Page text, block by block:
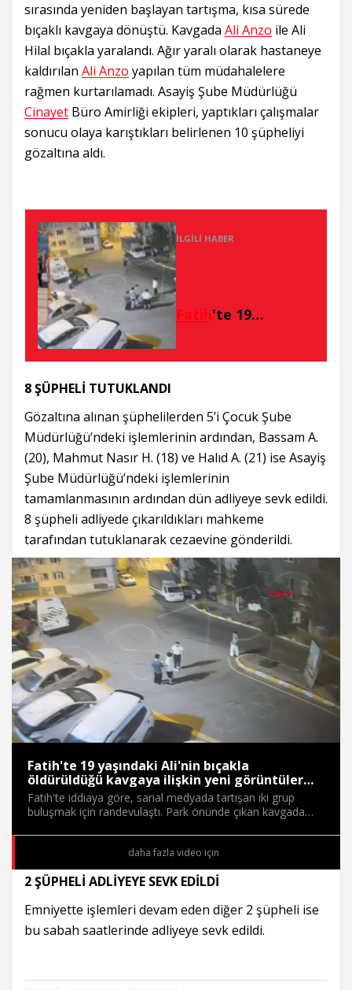
sırasında yeniden başlayan tartışma, kısa sürede
bıçaklı kavgaya dönüştü. Kavgada Ali Anzo ile Ali
Hilal bıçakla yaralandı. Ağır yaralı olarak hastaneye
kaldırılan Ali Anzo yapılan tüm müdahalelere
rağmen kurtarılamadı. Asayiş Şube Müdürlüğü
Cinayet Büro Amirliği ekipleri, yaptıkları çalışmalar
sonucu olaya karıştıkları belirlenen 10 şüpheliyi
gözaltına aldı.
İLGILI HABER
Fatih'te 19
yükseldi
8 ŞÜPHELİ TUTUKLANDI
Gözaltına alınan şüphelilerden 5’i Çocuk Şube
Müdürlüğü’ndeki işlemlerinin ardından, Bassam A.
(20), Mahmut Nasır H. (18) ve Halıd A. (21) ise Asayiş
Şube Müdürlüğü’ndeki işlemlerinin
tamamlanmasının ardından dün adliyeye sevk edildi.
8 şüpheli adliyede çıkarıldıkları mahkeme
tarafından tutuklanarak cezaevine gönderildi.
Süre
/
Toplam
Süre :
0%
Yükleniyor:
0%
Fatih'te 19 yaşındaki Ali'nin bıçakla
öldürüldüğü kavgaya ilişkin yeni görüntüler
ortaya çıktı: 8 gözaltı
Fatih'te iddiaya göre, sanal medyada tartışan iki grup
buluşmak için randevulaştı. Park önünde çıkan kavgada
öldü. Yürütülen soruşturmada 8 şüpheli gözaltına alındı.
Diğer yandan kavgaya ilişkin yeni görüntüler ortaya çıktı.
daha fazla video için
2 ŞÜPHELİ ADLİYEYE SEVK EDİLDİ
Emniyette işlemleri devam eden diğer 2 şüpheli ise
bu sabah saatlerinde adliyeye sevk edildi.